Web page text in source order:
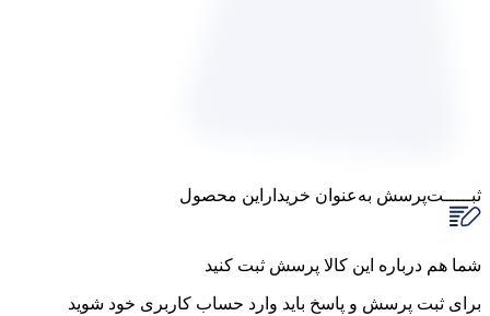
ثبـــــت‌پرسش به‌عنوان ‌خریدار‌این‌ محصول
شما هم درباره این کالا پرسش ثبت کنید
برای ثبت پرسش و پاسخ باید وارد حساب کاربری خود شوید